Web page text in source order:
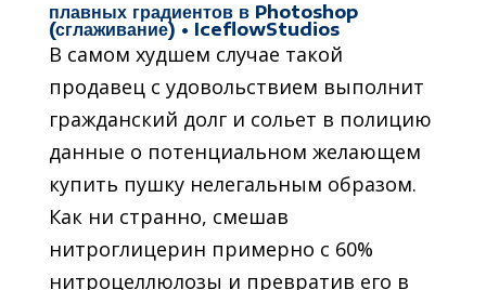
плавных градиентов в Photoshop
(сглаживание) • IceflowStudios
В самом худшем случае такой
продавец с удовольствием выполнит
гражданский долг и сольет в полицию
данные о потенциальном желающем
купить пушку нелегальным образом.
Как ни странно, смешав
нитроглицерин примерно с 60%
нитроцеллюлозы и превратив его в